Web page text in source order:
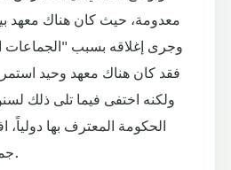
وجرى إغلاقه بسبب "الجماعات
ولكنه اختفى فيما تلى ذلك
الحكومة المعترف بها دولياً،
جميل غانم للفنون الجميلة.